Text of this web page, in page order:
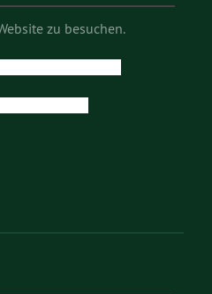
zu besuchen.